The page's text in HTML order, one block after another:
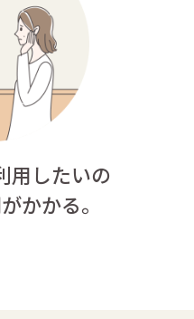
用したいの
かかる。